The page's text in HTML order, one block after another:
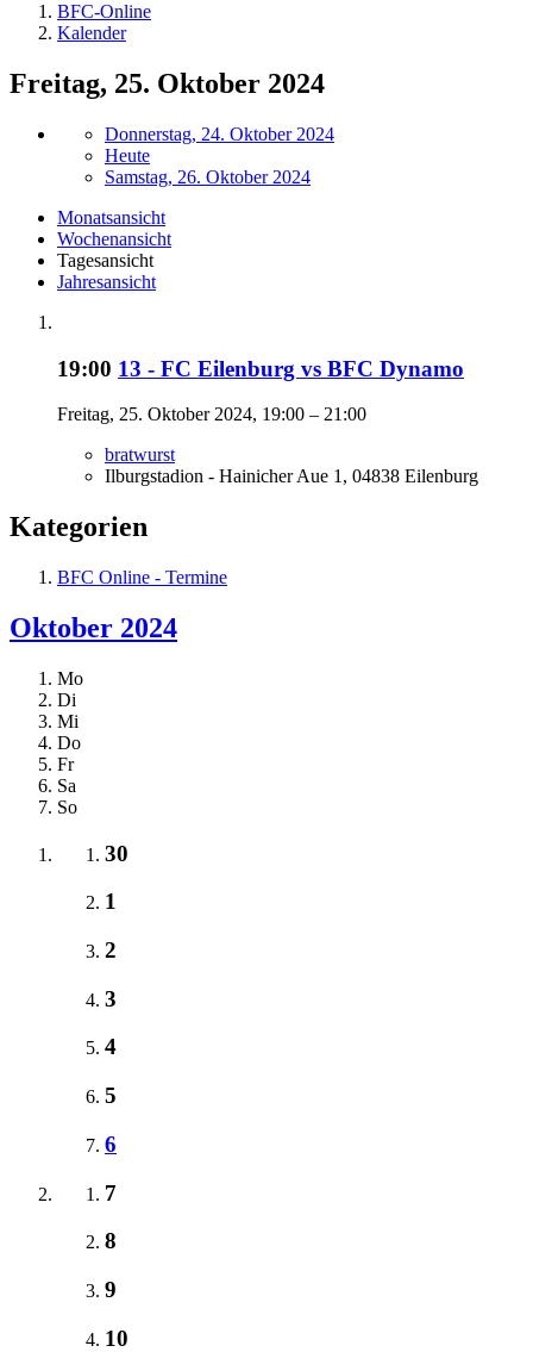
BFC-Online
Kalender
Freitag, 25. Oktober 2024
Donnerstag, 24. Oktober 2024
Heute
Samstag, 26. Oktober 2024
Monatsansicht
Wochenansicht
Tagesansicht
Jahresansicht
19:00 13 - FC Eilenburg vs BFC Dynamo
Freitag, 25. Oktober 2024, 19:00 – 21:00
bratwurst
Ilburgstadion - Hainicher Aue 1, 04838 Eilenburg
Kategorien
BFC Online - Termine
Oktober 2024
Mo
Di
Mi
Do
Fr
Sa
So
30
1
2
3
4
5
6
7
8
9
10